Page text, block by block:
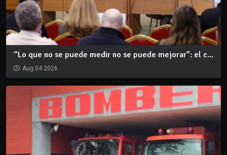
“Lo que no se puede medir no se puede mejorar”: el c...
Aug 04 2026